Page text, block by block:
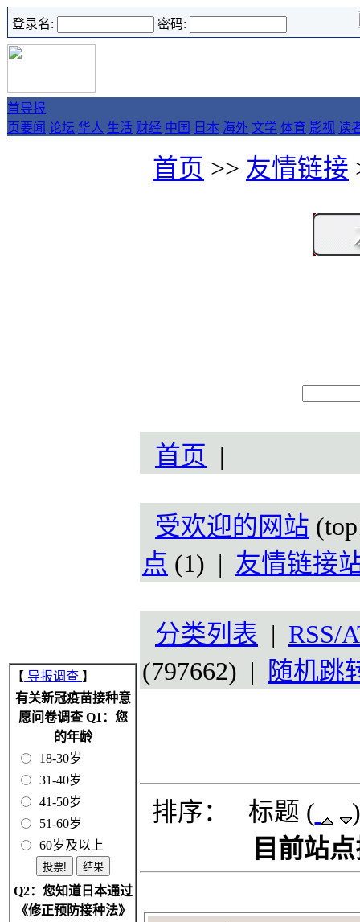
登录名: 密码:
首
页
导报
要闻 论坛 华人 生活 财经 中国 日本 海外 文学 体育 影视 读
【 导报调查 】
有关新冠疫苗接种意
愿问卷调查 Q1：您
的年龄
18-30岁
31-40岁
41-50岁
51-60岁
60岁及以上
Q2：您知道日本通过
《修正预防接种法》
首页 >> 友情链接
首页 |
受欢迎的网站
点 (1) | 友情链接
分类列表 | RSS/
(797662) |
随机跳
排序： 标题 (
目前站